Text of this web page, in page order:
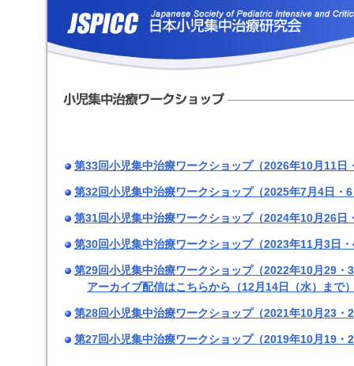
第33回小児集中治療ワークショップ（2026年10月11日
第32回小児集中治療ワークショップ（2025年7月4日・
第31回小児集中治療ワークショップ（2024年10月26日
第30回小児集中治療ワークショップ（2023年11月3日
第29回小児集中治療ワークショップ（2022年10月29・
アーカイブ配信はこちらから（12月14日（水）まで
第28回小児集中治療ワークショップ（2021年10月23・
第27回小児集中治療ワークショップ（2019年10月19・